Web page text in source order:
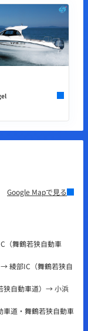
Google Mapで見る
（舞鶴若狭自動車
綾部IC（舞鶴若狭自
狭自動車道）→ 小浜
道・舞鶴若狭自動車